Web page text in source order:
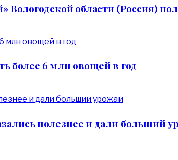
области (Россия)
более 6 млн овощей в год
полезнее и дали больший